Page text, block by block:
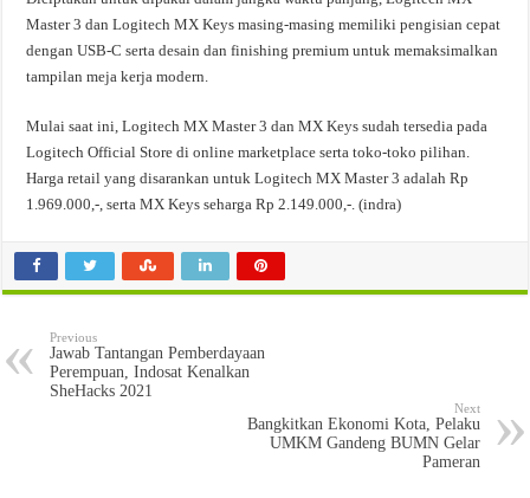
Master 3 dan Logitech MX Keys masing-masing memiliki pengisian cepat
dengan USB-C serta desain dan finishing premium untuk memaksimalkan
tampilan meja kerja modern.
Mulai saat ini, Logitech MX Master 3 dan MX Keys sudah tersedia pada
Logitech Official Store di online marketplace serta toko-toko pilihan.
Harga retail yang disarankan untuk Logitech MX Master 3 adalah Rp
1.969.000,-, serta MX Keys seharga Rp 2.149.000,-. (indra)
Previous
Jawab Tantangan Pemberdayaan
Perempuan, Indosat Kenalkan
SheHacks 2021
Next
Bangkitkan Ekonomi Kota, Pelaku
UMKM Gandeng BUMN Gelar
Pameran